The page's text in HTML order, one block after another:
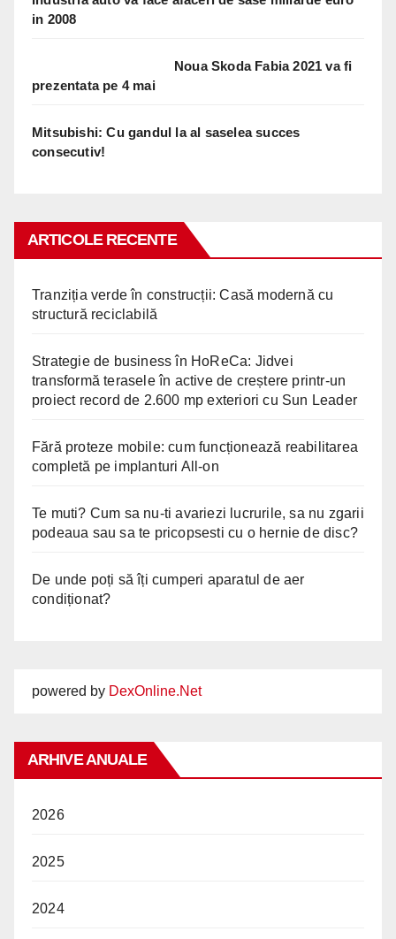
in 2008
Noua Skoda Fabia 2021 va fi
prezentata pe 4 mai
Mitsubishi: Cu gandul la al saselea succes
consecutiv!
ARTICOLE RECENTE
Tranziția verde în construcții: Casă modernă cu
structură reciclabilă
Strategie de business în HoReCa: Jidvei
transformă terasele în active de creștere printr-un
proiect record de 2.600 mp exteriori cu Sun Leader
Fără proteze mobile: cum funcționează reabilitarea
completă pe implanturi All-on
Te muti? Cum sa nu-ti avariezi lucrurile, sa nu zgarii
podeaua sau sa te pricopsesti cu o hernie de disc?
De unde poți să îți cumperi aparatul de aer
condiționat?
powered by DexOnline.Net
ARHIVE ANUALE
2026
2025
2024